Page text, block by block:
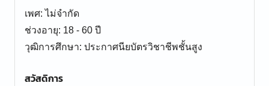
เพศ: ไม่จำกัด
ช่วงอายุ: 18 - 60 ปี
สวัสดิการ